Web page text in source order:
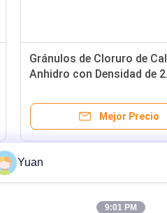
Gránulos de Cloruro de
Anhidro con Densidad de
Aplicaciones Altamente
Mejor Precio
Yuan
9:01 PM